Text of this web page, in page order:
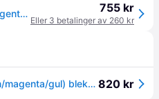
HP 924 - 4 pakker - cyan, magenta, gul, svart - original - blekkpatron 755 kr
Eller 3 betalinger av 260 kr
HP 924 BK/C/M/Y (svart/cyan/magenta/gul) blekkpatron 4-pakk 1 x 500 sider / 3 x 400 sider 820 kr